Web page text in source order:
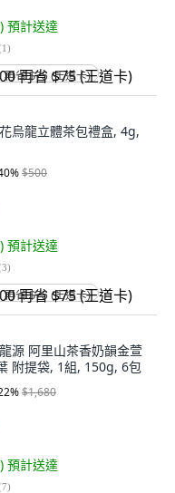
預計送達
1)
再省 $75 (王道卡)
烏龍立體茶包禮盒, 4g,
%$500
預計送達
3)
再省 $75 (王道卡)
源 阿里山茶香奶韻金萱
附提袋, 1組, 150g, 6包
%$1,680
預計送達
7)